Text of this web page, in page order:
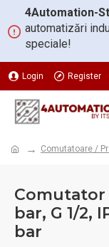
4Automation-
automatizări
speciale!
Login Register
Comutatoare /
Comutator
bar, G 1/2,
bar